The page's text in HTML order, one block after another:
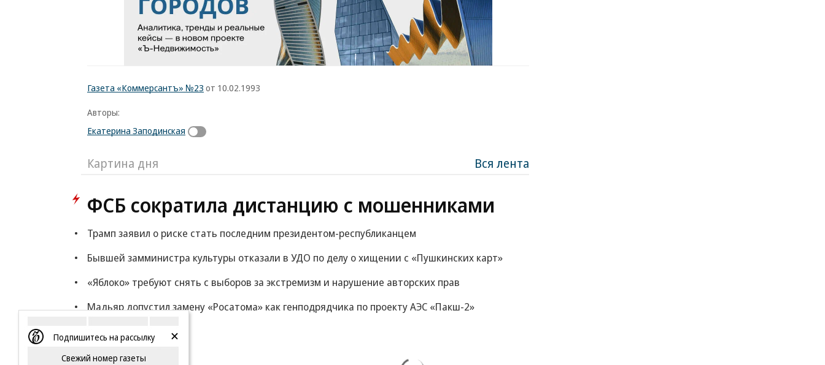
Газета «Коммерсантъ» №23 от 10.02.1993
Авторы:
Екатерина Заподинская
Картина дня Вся лента
ФСБ сократила дистанцию с мошенниками
Трамп заявил о риске стать последним президентом-республиканцем
Бывшей замминистра культуры отказали в УДО по делу о хищении с «Пушкинских карт»
«Яблоко» требуют снять с выборов за экстремизм и нарушение авторских прав
Мадьяр допустил замену «Росатома» как генподрядчика по проекту АЭС «Пакш-2»
Подпишитесь на рассылку
Свежий номер газеты